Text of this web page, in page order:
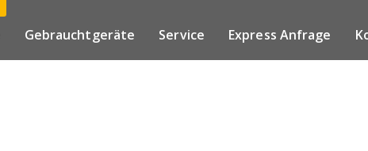
Gebrauchtgeräte Service Express Anfrage